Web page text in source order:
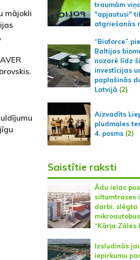
mājokli
traumām
"apjautusi"
atgriešanās
“Bioforce”
Baltijas
nozarē līdz
investīcijas
paplašinās
Latvijā (2)
Aizvadīts
pludmales
4. posms(2)
Saistītie raksti
Ādu ielas
siltumtrases
darbi, slēgta
“Kārļa Zāles
Izsludinās
iepirkumu